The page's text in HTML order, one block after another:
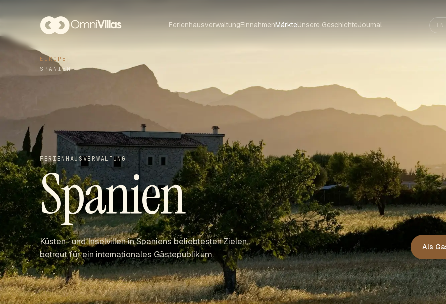
FerienhausverwaltungEinnahmenMärkteUnsere GeschichteJournal EN
EUROPE
SPANIEN
FERIENHAUSVERWALTUNG
Spanien
Küsten- und Inselvillen in Spaniens beliebtesten Zielen,
betreut für ein internationales Gästepublikum.
Als